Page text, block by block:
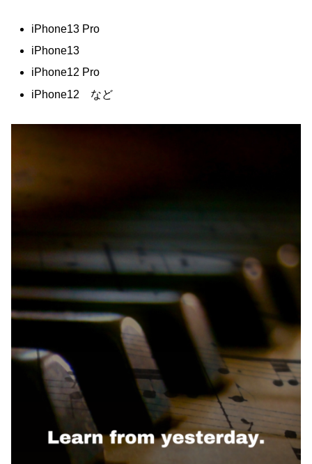
iPhone13 Pro
iPhone13
iPhone12 Pro
iPhone12 など